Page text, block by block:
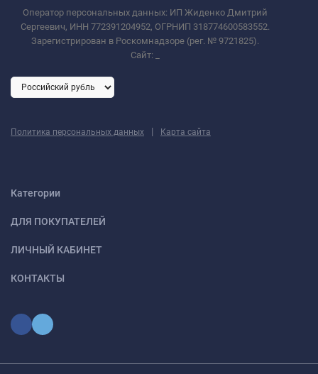
Оператор персональных данных: ИП Жиденко Дмитрий
Сергеевич, ИНН 772391204952, ОГРНИП 318774600583552.
Зарегистрирован в Роскомнадзоре (рег. № 9721825).
Сайт:
Политика персональных данных | Карта сайта
Категории
ДЛЯ ПОКУПАТЕЛЕЙ
ЛИЧНЫЙ КАБИНЕТ
КОНТАКТЫ